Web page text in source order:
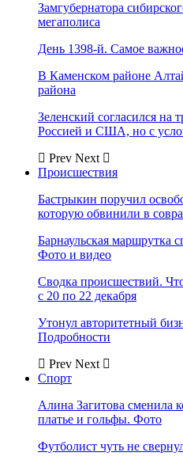
Замгубернатора
мегаполиса
День 1398-й. Самое
В Каменском районе
района
Зеленский согласился на
Россией и США, но с
Prev Next
Происшествия
Бастрыкин поручил
которую обвинили в
Барнаульская маршрутка
Фото и видео
Сводка происшествий.
с 20 по 22 декабря
Утонул авторитетный
Подробности
Prev Next
Спорт
Алина Загитова сменила
платье и гольфы. Фото
Футболист чуть не